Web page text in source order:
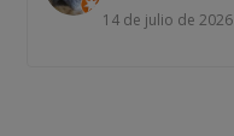
14 de julio de 2026